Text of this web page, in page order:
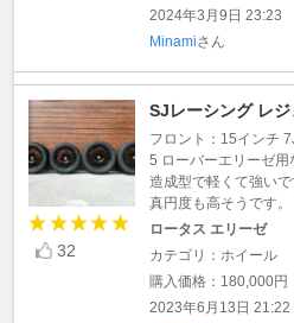
2024年3月9日 23:23
Minamiさん
32
SJレーシング レ
フロント：15インチ
5 ローバーエリーゼ
造成型で軽くて強い
真円度も高そうです。
ロータス エリーゼ
カテゴリ：ホイール
購入価格：180,000円
2023年6月13日 21:22